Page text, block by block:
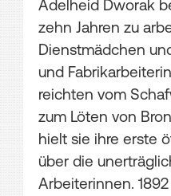
Adelheid Dworak
zehn Jahren zu
Dienstmädchen
und
reichten vom
zum Löten von
hielt sie ihre erste
über die
Arbeiterinnen.